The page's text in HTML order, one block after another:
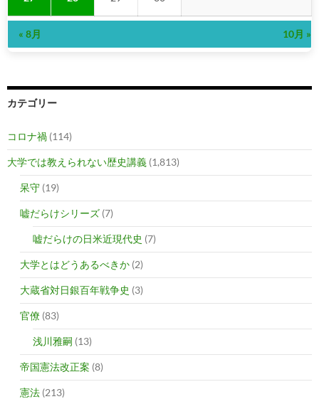
« 8月 10月 »
カテゴリー
コロナ禍 (114)
大学では教えられない歴史講義 (1,813)
呆守 (19)
嘘だらけシリーズ (7)
嘘だらけの日米近現代史 (7)
大学とはどうあるべきか (2)
大蔵省対日銀百年戦争史 (3)
官僚 (83)
浅川雅嗣 (13)
帝国憲法改正案 (8)
憲法 (213)